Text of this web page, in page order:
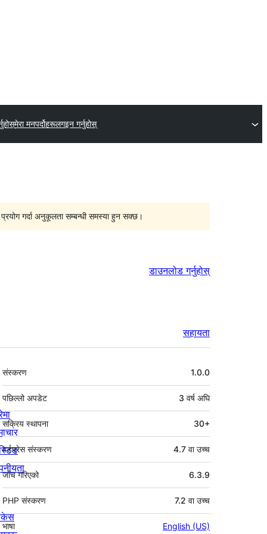
मेरा मनपर्दोहरूलगइन गर्नुहोस्
गर्दा अनुकूलता सम्बन्धी समस्या हुन सक्छ।
डाउनलोड गर्नुहोस्
सहायता
मेटा
संस्करण 1.0.0
पछिल्लो अपडेट 3 वर्ष अघि
सक्रिय स्थापना 30+
वर्डप्रेस संस्करण 4.7 वा उच्च
जाँच गरिएको 6.3.9
PHP संस्करण 7.2 वा उच्च
भाषा English (US)